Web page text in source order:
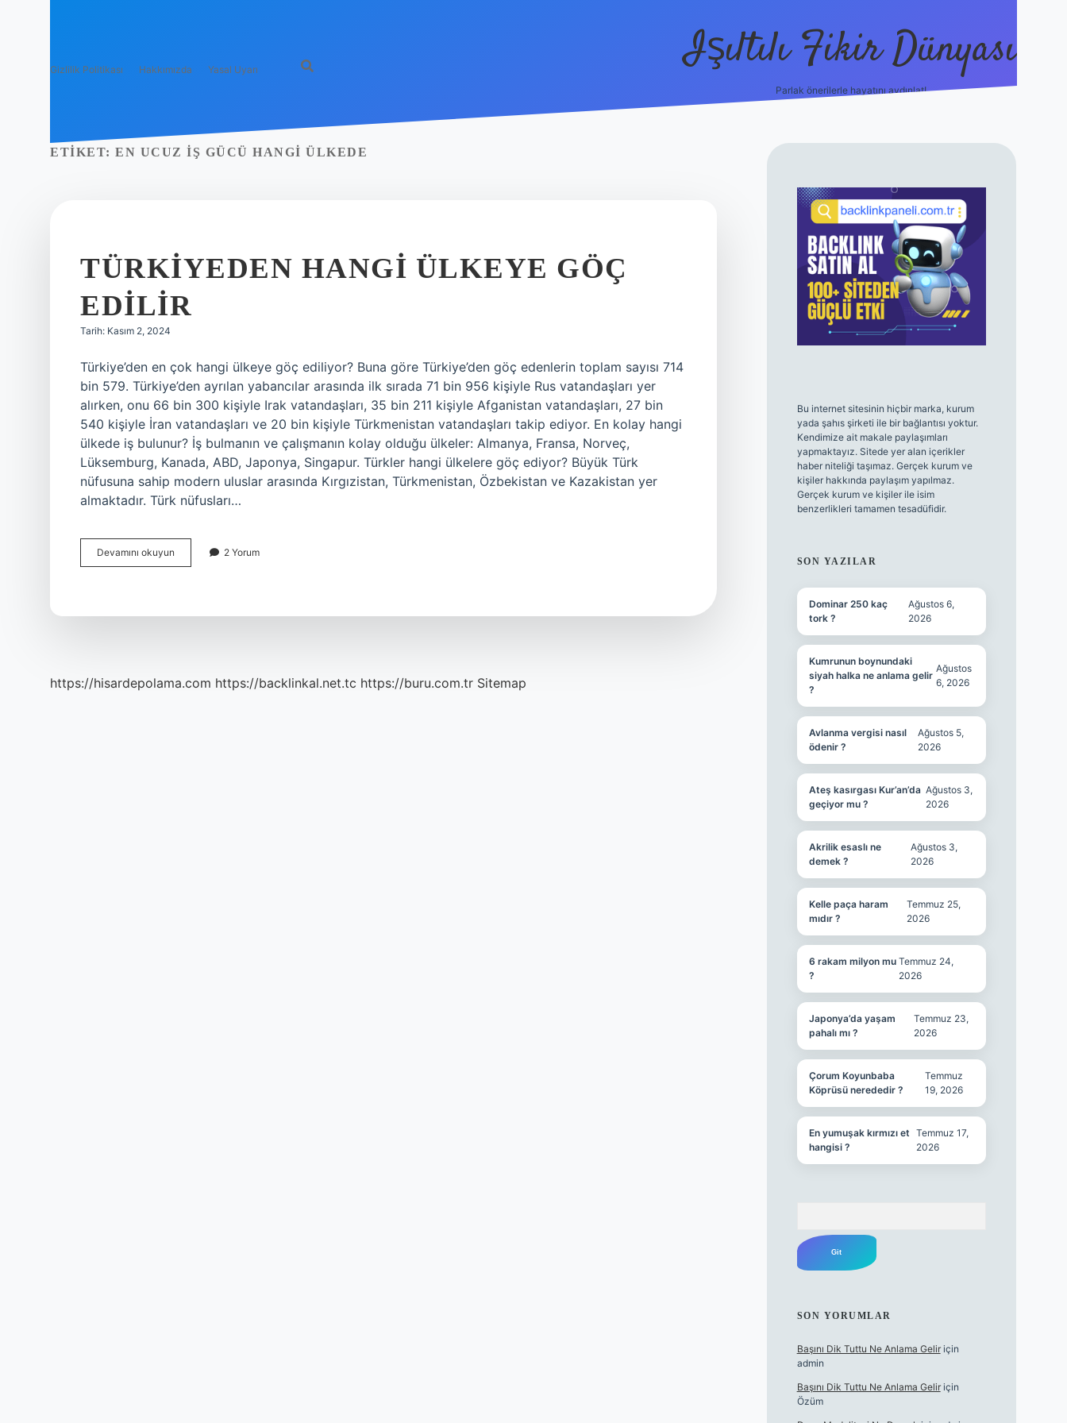
Gizlilik Politikası Hakkımızda Yasal Uyarı Işıltılı Fikir Dünyası
Parlak önerilerle hayatını aydınlat!
ETIKET: EN UCUZ IŞ GÜCÜ HANGI ÜLKEDE
TÜRKIYEDEN HANGI ÜLKEYE GÖÇ
EDILIR
Tarih: Kasım 2, 2024
Türkiye’den en çok hangi ülkeye göç ediliyor? Buna göre Türkiye’den göç edenlerin toplam sayısı 714
bin 579. Türkiye’den ayrılan yabancılar arasında ilk sırada 71 bin 956 kişiyle Rus vatandaşları yer
alırken, onu 66 bin 300 kişiyle Irak vatandaşları, 35 bin 211 kişiyle Afganistan vatandaşları, 27 bin
540 kişiyle İran vatandaşları ve 20 bin kişiyle Türkmenistan vatandaşları takip ediyor. En kolay hangi
ülkede iş bulunur? İş bulmanın ve çalışmanın kolay olduğu ülkeler: Almanya, Fransa, Norveç,
Lüksemburg, Kanada, ABD, Japonya, Singapur. Türkler hangi ülkelere göç ediyor? Büyük Türk
nüfusuna sahip modern uluslar arasında Kırgızistan, Türkmenistan, Özbekistan ve Kazakistan yer
almaktadır. Türk nüfusları…
Devamını okuyun Türkiyeden
Hangi
2 Yorum
https://hisardepolama.com https://backlinkal.net.tc https://buru.com.tr Sitemap
SIDEBAR
Bu internet sitesinin hiçbir marka, kurum
yada şahıs şirketi ile bir bağlantısı yoktur.
Kendimize ait makale paylaşımları
yapmaktayız. Sitede yer alan içerikler
haber niteliği taşımaz. Gerçek kurum ve
kişiler hakkında paylaşım yapılmaz.
Gerçek kurum ve kişiler ile isim
benzerlikleri tamamen tesadüfidir.
SON YAZILAR
Dominar 250 kaç
tork ?
Ağustos 6,
2026
Kumrunun boynundaki
siyah halka ne anlama gelir
?
Ağustos
6, 2026
Avlanma vergisi nasıl
ödenir ?
Ağustos 5,
2026
Ateş kasırgası Kur’an’da
geçiyor mu ?
Ağustos 3,
2026
Akrilik esaslı ne
demek ?
Ağustos 3,
2026
Kelle paça haram
mıdır ?
Temmuz 25,
2026
6 rakam milyon mu
?
Temmuz 24,
2026
Japonya’da yaşam
pahalı mı ?
Temmuz 23,
2026
Çorum Koyunbaba
Köprüsü nerededir ?
Temmuz
19, 2026
En yumuşak kırmızı et
hangisi ?
Temmuz 17,
2026
SON YORUMLAR
Başını Dik Tuttu Ne Anlama Geliriçin
admin
Başını Dik Tuttu Ne Anlama Geliriçin
Özüm
ilbet canlı